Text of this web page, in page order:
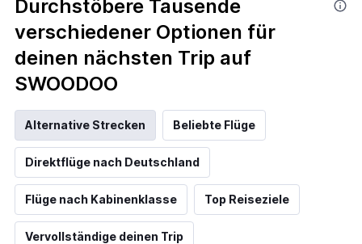
Durchstöbere Tausende
verschiedener Optionen für
deinen nächsten Trip auf
SWOODOO
Alternative Strecken Beliebte Flüge
Direktflüge nach Deutschland
Flüge nach Kabinenklasse Top Reiseziele
Vervollständige deinen Trip